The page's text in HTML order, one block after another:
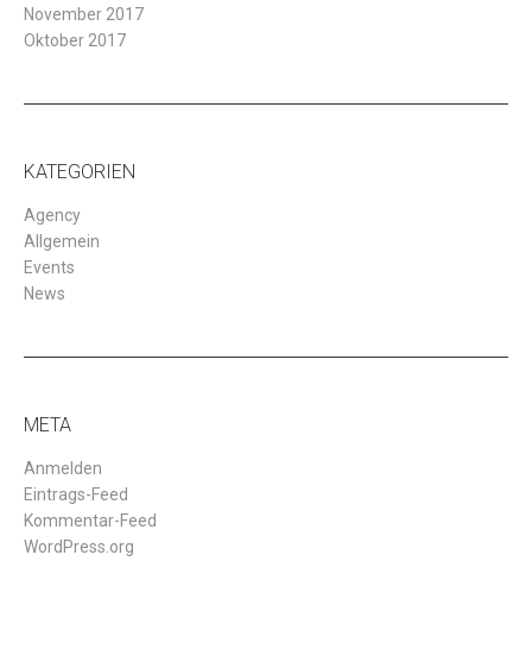
November 2017
Oktober 2017
KATEGORIEN
Agency
Allgemein
Events
News
META
Anmelden
Eintrags-Feed
Kommentar-Feed
WordPress.org